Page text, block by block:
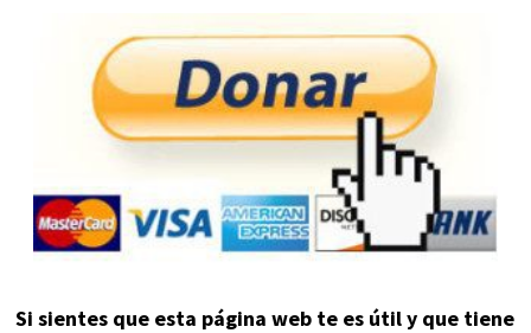
Si sientes que esta página web te es útil y que tiene